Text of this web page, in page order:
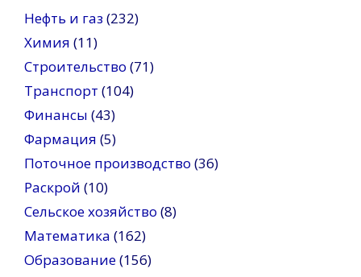
Нефть и газ (232)
Химия (11)
Строительство (71)
Транспорт (104)
Финансы (43)
Фармация (5)
Поточное производство (36)
Раскрой (10)
Сельское хозяйство (8)
Математика (162)
Образование(156)